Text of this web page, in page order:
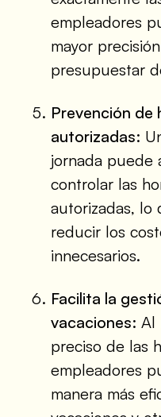
empleadores
mayor
presupuestar
Prevención de
autorizadas:
jornada puede
controlar las
autorizadas, lo
reducir los
innecesarios.
Facilita la
vacaciones: Al
preciso de las
empleadores
manera más